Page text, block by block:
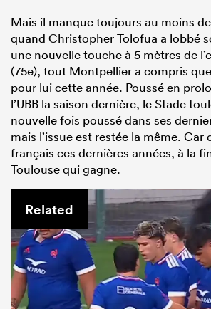
Mais il manque toujours au moins
quand Christopher Tolofua a lobbé
une nouvelle touche à 5 mètres de
(75e), tout Montpellier a compris
pour lui cette année. Poussé en
l’UBB la saison dernière, le Stade
nouvelle fois poussé dans ses
mais l’issue est restée la même. Car
français ces dernières années, à la
Toulouse qui gagne.
Related